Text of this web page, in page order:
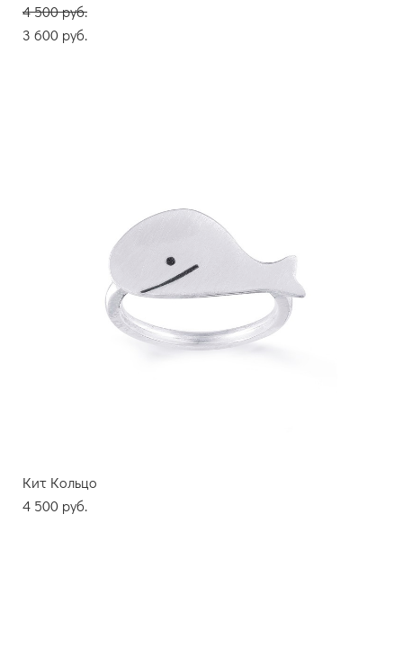
4 500 pуб.
3 600 pуб.
Кит Кольцо
4 500 pуб.